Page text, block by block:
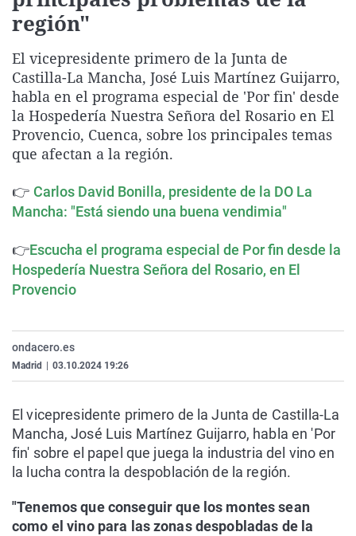
Como el perro y el
Equipo de
Operación Viuda
La Rioja
Navarra
País Vasco
Elecciones
región"
El vicepresidente primero de la Junta de
Castilla-La Mancha, José Luis Martínez Guijarro,
habla en el programa especial de 'Por fin' desde
la Hospedería Nuestra Señora del Rosario en El
Provencio, Cuenca, sobre los principales temas
que afectan a la región.
👉 Carlos David Bonilla, presidente de la DO La
Mancha: "Está siendo una buena vendimia"
👉Escucha el programa especial de Por fin desde la
Hospedería Nuestra Señora del Rosario, en El
Provencio
ondacero.es
Madrid 03.10.2024 19:26
El vicepresidente primero de la Junta de Castilla-La
Mancha, José Luis Martínez Guijarro, habla en 'Por
fin' sobre el papel que juega la industria del vino en
la lucha contra la despoblación de la región.
"Tenemos que conseguir que los montes sean
como el vino para las zonas despobladas de la